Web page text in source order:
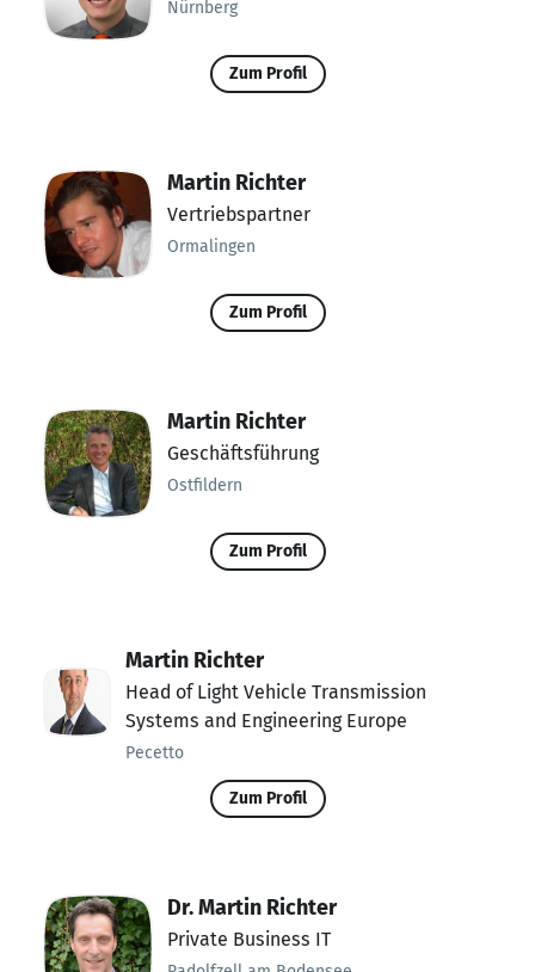
Nürnberg
Zum Profil
Martin Richter
Vertriebspartner
Ormalingen
Zum Profil
Martin Richter
Geschäftsführung
Ostfildern
Zum Profil
Martin Richter
Head of Light Vehicle Transmission
Systems and Engineering Europe
Pecetto
Zum Profil
Dr. Martin Richter
Private Business IT